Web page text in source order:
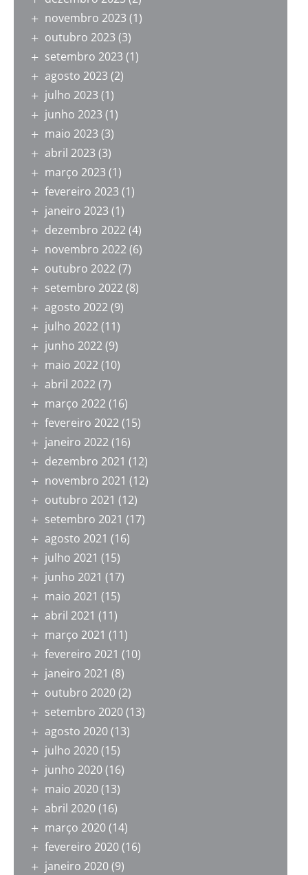
novembro 2023 (1)
outubro 2023 (3)
setembro 2023 (1)
agosto 2023 (2)
julho 2023 (1)
junho 2023 (1)
maio 2023 (3)
abril 2023 (3)
março 2023 (1)
fevereiro 2023 (1)
janeiro 2023 (1)
dezembro 2022(4)
novembro 2022(6)
outubro 2022(7)
setembro 2022(8)
agosto 2022(9)
julho 2022(11)
junho 2022(9)
maio 2022(10)
abril 2022(7)
março 2022(16)
fevereiro 2022(15)
janeiro 2022(16)
dezembro 2021 (12)
novembro 2021 (12)
outubro 2021 (12)
setembro 2021 (17)
agosto 2021 (16)
julho 2021 (15)
junho 2021 (17)
maio 2021 (15)
abril 2021 (11)
março 2021 (11)
fevereiro 2021 (10)
janeiro 2021 (8)
outubro 2020(2)
setembro 2020(13)
agosto 2020(13)
julho 2020(15)
junho 2020(16)
maio 2020(13)
abril 2020(16)
março 2020(14)
fevereiro 2020(16)
janeiro 2020(9)